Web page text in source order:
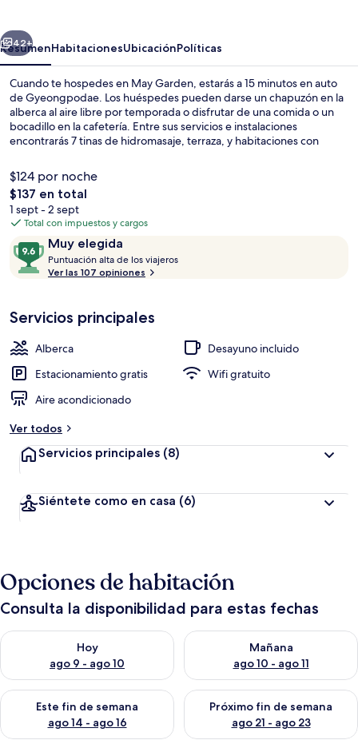
Siguiente
42+
ResumenHabitacionesUbicaciónPolíticas
Cuando te hospedes en May Garden, estarás a 15 minutos en auto
de Gyeongpodae. Los huéspedes pueden darse un chapuzón en la
alberca al aire libre por temporada o disfrutar de una comida o un
bocadillo en la cafetería. Entre sus servicios e instalaciones
encontrarás 7 tinas de hidromasaje, terraza, y habitaciones con
$124 por noche
El
precio
total
de
$137
$137 en total
1 sept - 2 sept
Total con impuestos y cargos
OpinionesMuy elegida
9.6
de
10,
elegida
Puntuación alta de los viajeros
c
ó
t
e
v
i
a
o
Ver las 107 opiniones
Servicios principales
Alberca
Desayuno incluido
Estacionamiento gratis
Wifi gratuito
Aire acondicionado
Ver todos
Servicios principales (8)
Siéntete como en casa (6)
Opciones de habitación
Consulta la disponibilidad para estas fechas
Hoy
ago 9 - ago 10
Consulta la disponibilidad para hoy ago 9 - ago 10
Mañana
ago 10 - ago 11
Consulta la disponibilidad
Este fin de semana
ago 14 - ago 16
Consulta la disponibilidad para este fin de semana ago 14 -
Próximo fin de semana
ago 21 - ago 23
Consulta la disponibilidad